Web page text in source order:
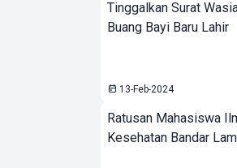
Tinggalkan Surat
Buang Bayi Baru Lahir
13-Feb-2024
Ratusan Mahasiswa
Kesehatan Bandar